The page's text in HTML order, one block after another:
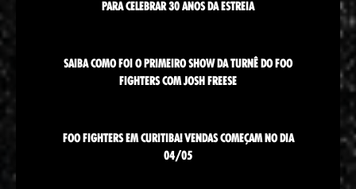
PARA CELEBRAR 30 ANOS DA ESTREIA
SAIBA COMO FOI O PRIMEIRO SHOW DA TURNÊ DO FOO
FIGHTERS COM JOSH FREESE
FOO FIGHTERS EM CURITIBA! VENDAS COMEÇAM NO DIA
04/05